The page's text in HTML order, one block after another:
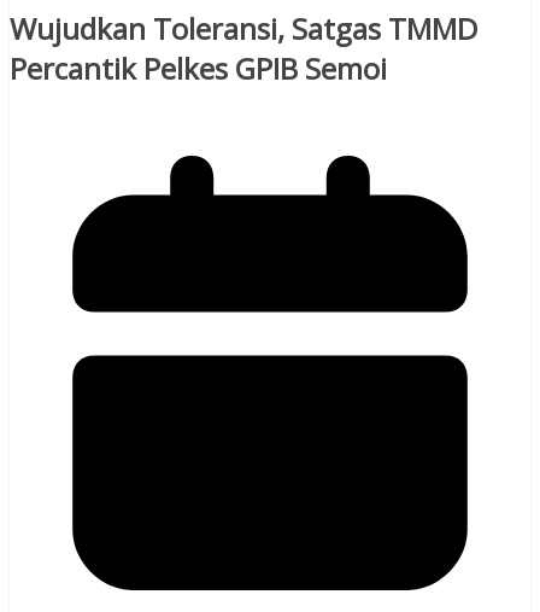
Wujudkan Toleransi, Satgas TMMD
Percantik Pelkes GPIB Semoi